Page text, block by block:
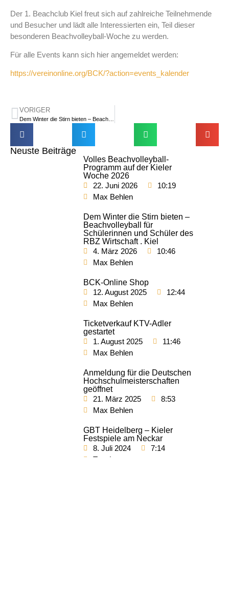
Der 1. Beachclub Kiel freut sich auf zahlreiche Teilnehmende
und Besucher und lädt alle Interessierten ein, Teil dieser
besonderen Beachvolleyball-Woche zu werden.
Für alle Events kann sich hier angemeldet werden:
https://vereinonline.org/BCK/?action=events_kalender
VORIGER
Neuste Beiträge
Volles Beachvolleyball-
Programm auf der Kieler
Woche 2026
22. Juni 2026
10:19
Max Behlen
Dem Winter die Stirn bieten –
Beachvolleyball für
Schülerinnen und Schüler des
RBZ Wirtschaft . Kiel
4. März 2026
10:46
Max Behlen
BCK-Online Shop
12. August 2025
12:44
Max Behlen
Ticketverkauf KTV-Adler
gestartet
1. August 2025
11:46
Max Behlen
Anmeldung für die Deutschen
Hochschulmeisterschaften
geöffnet
21. März 2025
8:53
Max Behlen
GBT Heidelberg – Kieler
Festspiele am Neckar
8. Juli 2024
7:14
Tom Lorenz